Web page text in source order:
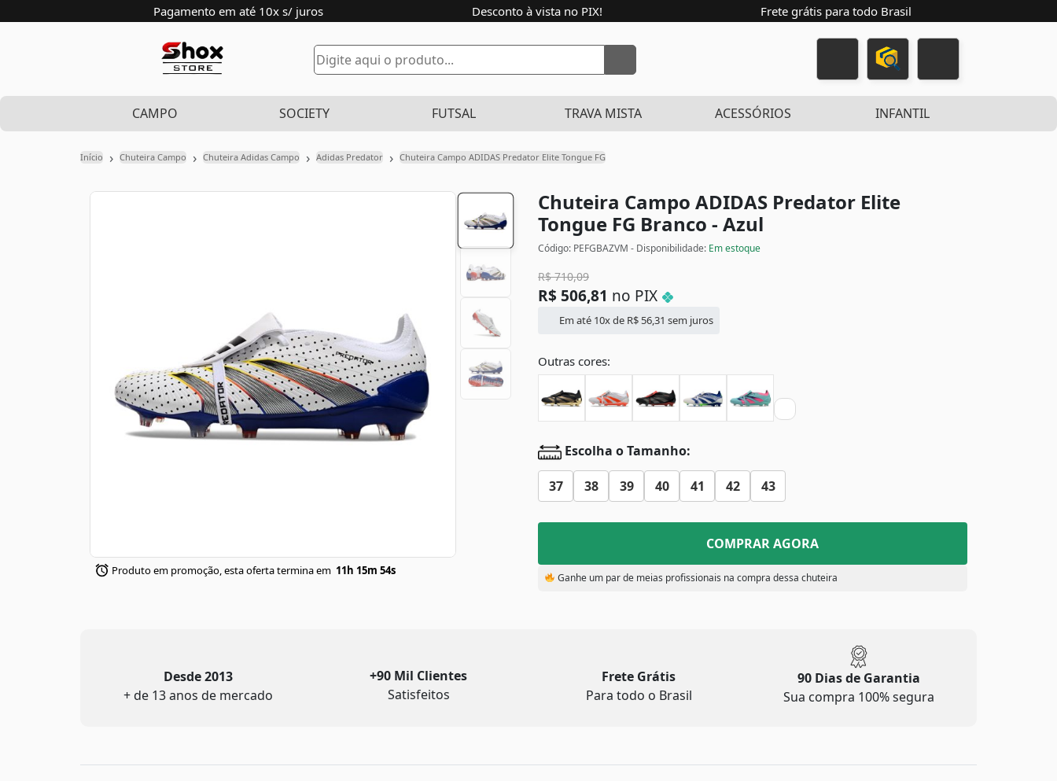
Pagamento em até 10x s/ juros Desconto à vista no PIX! Frete grátis para todo Brasil
CAMPO SOCIETY FUTSAL TRAVA MISTA ACESSÓRIOS INFANTIL
Início › Chuteira Campo › Chuteira Adidas Campo › Adidas Predator › Chuteira Campo ADIDAS Predator Elite Tongue FG
Produto em promoção, esta oferta termina em 11h 15m 53s
Chuteira Campo ADIDAS Predator Elite
Tongue FG Branco - Azul
Código: PEFGBAZVM - Disponibilidade: Em estoque
R$710,09
R$ 506,81 no PIX
Em até 10x de R$ 56,31 sem juros
Outras cores:
Escolha o Tamanho:
37 38 39 40 41 42 43
COMPRAR AGORA
Ganhe um par de meias profissionais na compra dessa chuteira
Desde 2013
+ de 13 anos de mercado
+90 Mil Clientes
Satisfeitos
Frete Grátis
Para todo o Brasil
90 Dias de Garantia
Sua compra 100% segura